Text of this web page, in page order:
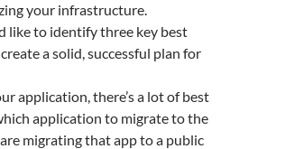
your infrastructure.
like to identify three key best
a solid, successful plan for
application, there’s a lot of best
application to migrate to the
migrating that app to a public